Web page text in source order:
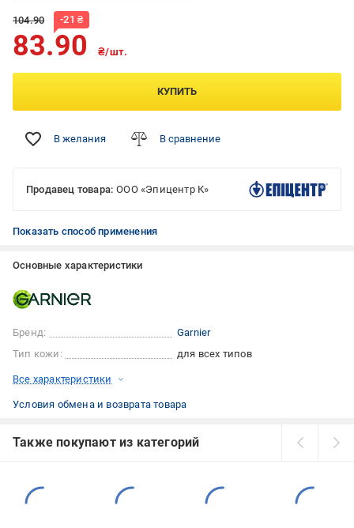
104.90 -21 ₴
83.90 ₴/шт.
КУПИТЬ
В желания В сравнение
Продавец товара: ООО «Эпицентр К»
Показать способ применения
Основные характеристики
Бренд:
Garnier
Тип кожи:
для всех типов
Все характеристики
Условия обмена и возврата товара
Также покупают из категорий